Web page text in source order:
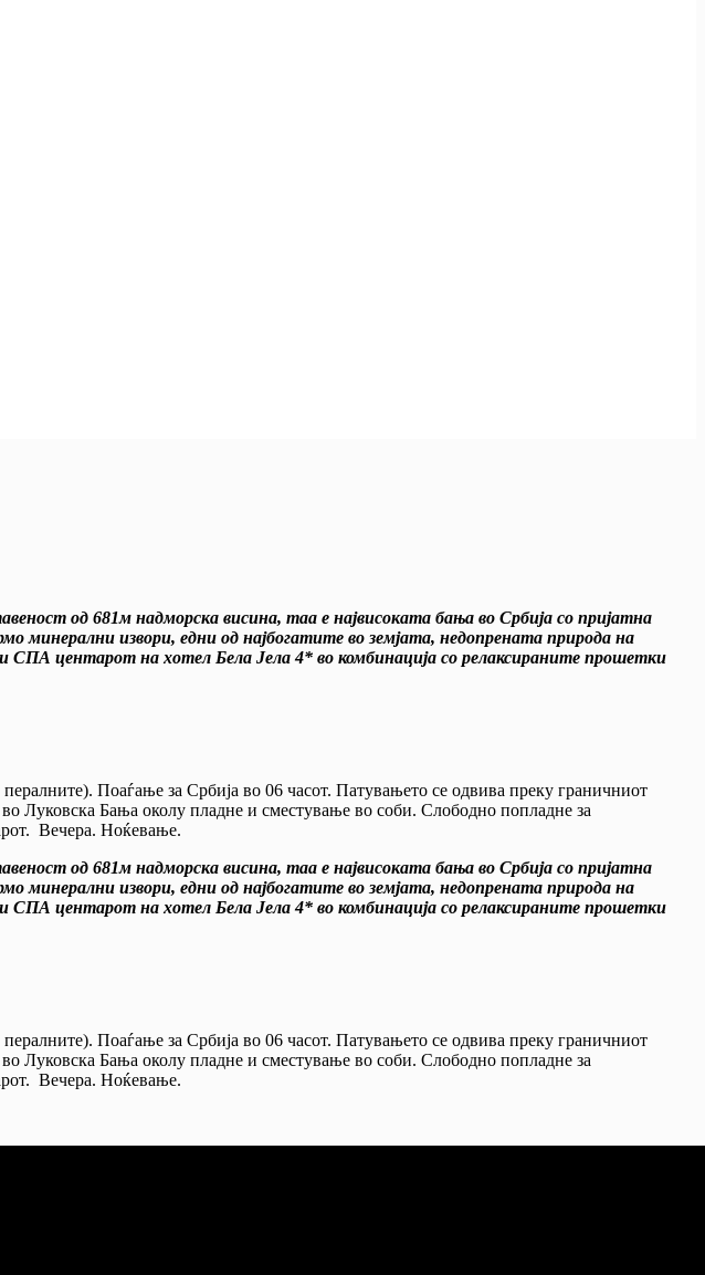
од 681м надморска висина, таа е највисоката бања во Србија со пријатна
минерални извори, едни од најбогатите во земјата, недопрената природа на
центарот на хотел Бела Јела 4* во комбинација со релаксираните прошетки
Поаѓање за Србија во 06 часот. Патувањето се одвива преку граничниот
Луковска Бања околу пладне и сместување во соби. Слободно попладне за
Вечера. Ноќевање.
од 681м надморска висина, таа е највисоката бања во Србија со пријатна
минерални извори, едни од најбогатите во земјата, недопрената природа на
центарот на хотел Бела Јела 4* во комбинација со релаксираните прошетки
Поаѓање за Србија во 06 часот. Патувањето се одвива преку граничниот
Луковска Бања околу пладне и сместување во соби. Слободно попладне за
Вечера. Ноќевање.